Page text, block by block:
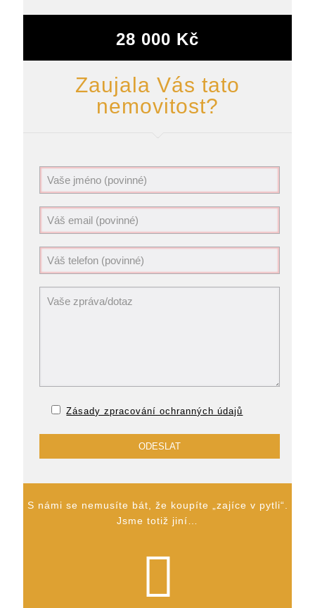
28 000 Kč
Zaujala Vás tato
nemovitost?
Zásady zpracování ochranných údajů
S námi se nemusíte bát, že koupíte „zajíce v pytli“.
Jsme totiž jiní…